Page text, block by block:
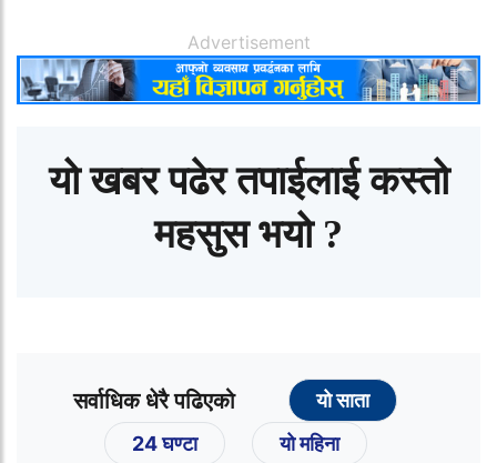
Advertisement
यो खबर पढेर तपाईलाई कस्तो
महसुस भयो ?
सर्वाधिक धेरै पढिएको
यो साता
24 घण्टा
यो महिना